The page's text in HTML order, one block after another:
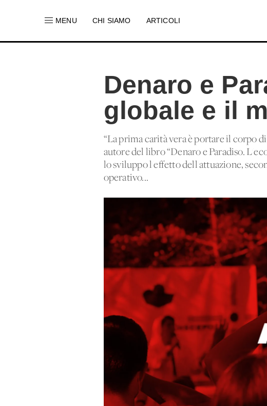
MENU CHI SIAMO ARTICOLI
Denaro e
globale e il
“La prima carità vera è portare il corpo
autore del libro “Denaro e Paradiso.
lo sviluppo l'effetto dell'attuazione,
operativo...